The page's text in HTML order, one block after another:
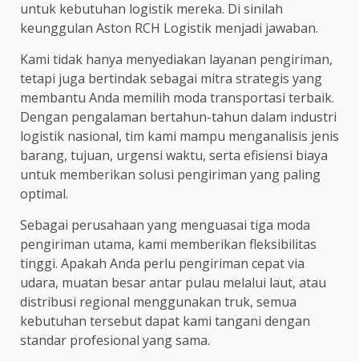
untuk kebutuhan logistik mereka. Di sinilah
keunggulan Aston RCH Logistik menjadi jawaban.
Kami tidak hanya menyediakan layanan pengiriman,
tetapi juga bertindak sebagai mitra strategis yang
membantu Anda memilih moda transportasi terbaik.
Dengan pengalaman bertahun-tahun dalam industri
logistik nasional, tim kami mampu menganalisis jenis
barang, tujuan, urgensi waktu, serta efisiensi biaya
untuk memberikan solusi pengiriman yang paling
optimal.
Sebagai perusahaan yang menguasai tiga moda
pengiriman utama, kami memberikan fleksibilitas
tinggi. Apakah Anda perlu pengiriman cepat via
udara, muatan besar antar pulau melalui laut, atau
distribusi regional menggunakan truk, semua
kebutuhan tersebut dapat kami tangani dengan
standar profesional yang sama.